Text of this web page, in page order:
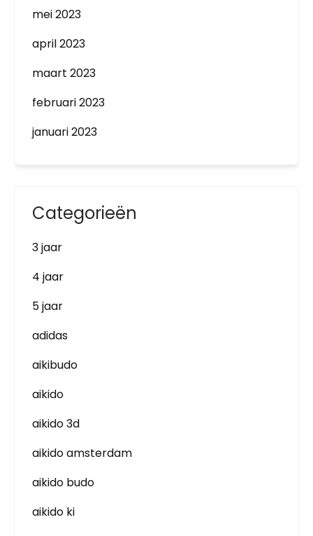
mei 2023
april 2023
maart 2023
februari 2023
januari 2023
Categorieën
3 jaar
4 jaar
5 jaar
adidas
aikibudo
aikido
aikido 3d
aikido amsterdam
aikido budo
aikido ki